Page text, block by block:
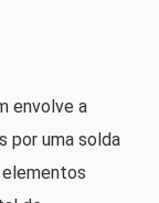
envolve a
por uma solda
elementos